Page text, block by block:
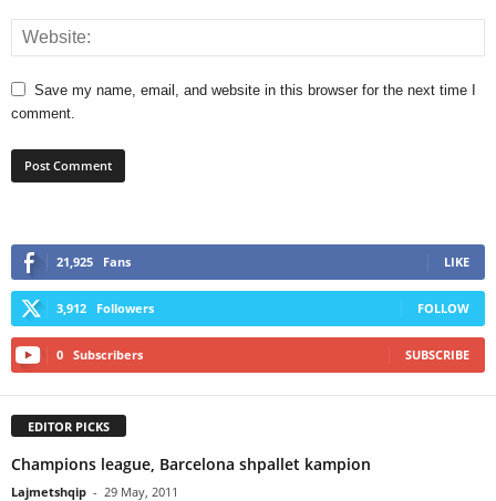
Save my name, email, and website in this browser for the next time I
comment.
21,925 Fans LIKE
3,912 Followers FOLLOW
0 Subscribers SUBSCRIBE
EDITOR PICKS
Champions league, Barcelona shpallet kampion
Lajmetshqip - 29 May, 2011